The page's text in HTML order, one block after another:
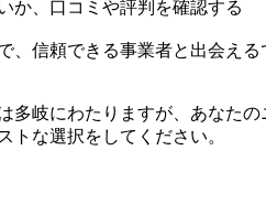
か、口コミや評判を確認する
、信頼できる事業者と出会える
多岐にわたりますが、あなたの
トな選択をしてください。